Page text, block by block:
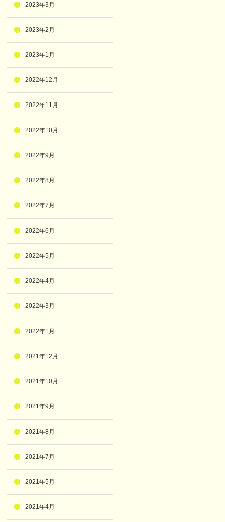
2023年3月
2023年2月
2023年1月
2022年12月
2022年11月
2022年10月
2022年9月
2022年8月
2022年7月
2022年6月
2022年5月
2022年4月
2022年3月
2022年1月
2021年12月
2021年10月
2021年9月
2021年8月
2021年7月
2021年5月
2021年4月